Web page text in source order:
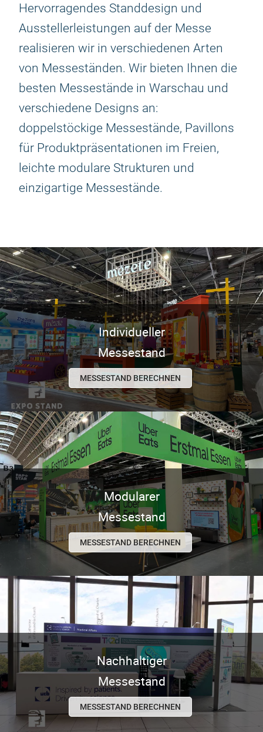
Hervorragendes Standdesign und
Ausstellerleistungen auf der Messe
realisieren wir in verschiedenen Arten
von Messeständen. Wir bieten Ihnen die
besten Messestände in Warschau und
verschiedene Designs an:
doppelstöckige Messestände, Pavillons
für Produktpräsentationen im Freien,
leichte modulare Strukturen und
einzigartige Messestände.
Individueller
Messestand
MESSESTAND BERECHNEN
Modularer
Messestand
MESSESTAND BERECHNEN
Nachhaltiger
Messestand
MESSESTAND BERECHNEN